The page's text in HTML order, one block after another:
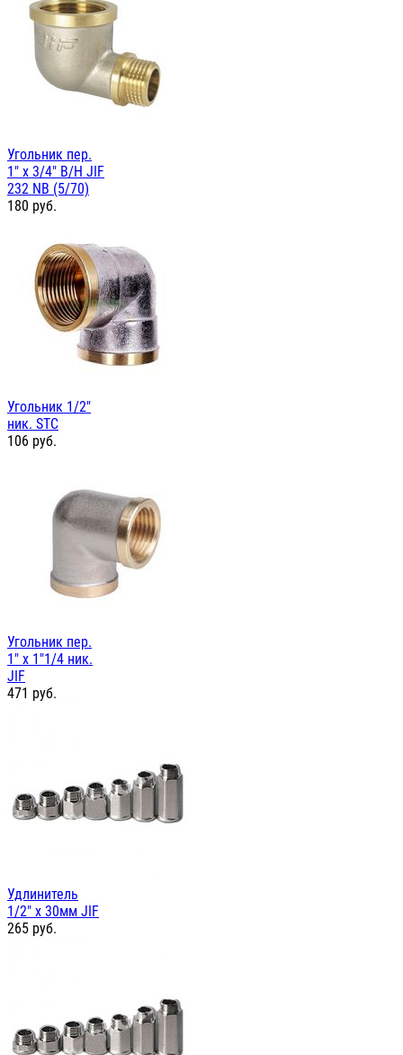
Угольник пер.
1" х 3/4" В/Н JIF
232 NB (5/70)
180 руб.
Угольник 1/2"
ник. STC
106 руб.
Угольник пер.
1" х 1"1/4 ник.
JIF
471 руб.
Удлинитель
1/2" х 30мм JIF
265 руб.